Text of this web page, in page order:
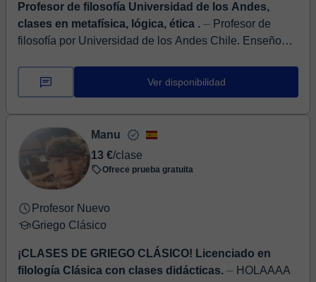
Profesor de filosofía Universidad de los Andes,
clases en metafísica, lógica, ética . ⏤ Profesor de
filosofía por Universidad de los Andes Chile. Enseño
antiguo y emocionalidad[pasion...
Ver disponibilidad
Manu
13 €/clase
Ofrece prueba gratuita
Profesor Nuevo
Griego Clásico
¡CLASES DE GRIEGO CLÁSICO! Licenciado en
filología Clásica con clases didácticas. ⏤ HOLAAAA